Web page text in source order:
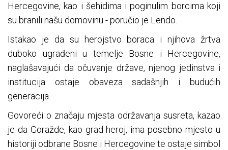
Hercegovine, kao i šehidima i poginulim borcima koji
su branili našu domovinu - poručio je Lendo.
Istakao je da su herojstvo boraca i njihova žrtva
duboko ugrađeni u temelje Bosne i Hercegovine,
naglašavajući da očuvanje države, njenog jedinstva i
institucija ostaje obaveza sadašnjih i budućih
generacija.
Govoreći o značaju mjesta održavanja susreta, kazao
je da Goražde, kao grad heroj, ima posebno mjesto u
historiji odbrane Bosne i Hercegovine te ostaje simbol